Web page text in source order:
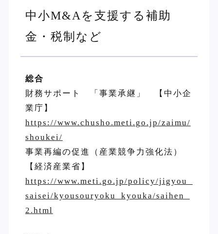
中小M&Aを支援する補助
金・税制など
総合
財務サポート 「事業承継」 【中小企
業庁】
https://www.chusho.meti.go.jp/zaimu/
shoukei/
事業再編の促進（産業競争力強化法）
【経済産業省】
https://www.meti.go.jp/policy/jigyou_
saisei/kyousouryoku_kyouka/saihen_
2.html